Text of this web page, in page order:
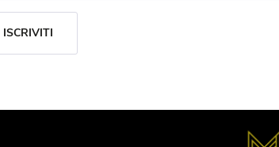
ISCRIVITI